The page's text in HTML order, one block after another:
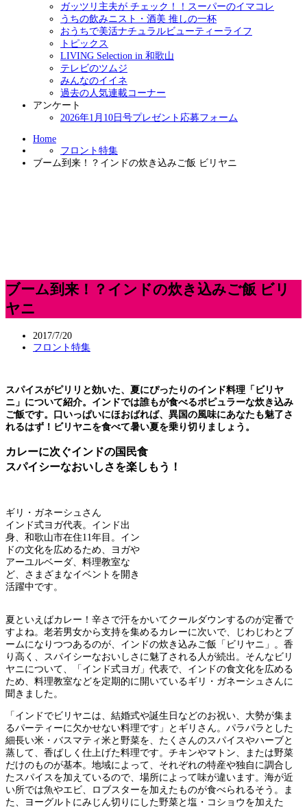
ガッツリ主夫が チェック！！スーパーのイマコレ
うちの飲みニスト・酒美 推しの一杯
おうちで美活ナチュラルビューティーライフ
トピックス
LIVING Selection in 和歌山
テレビのツムジ
みんなのイイネ
過去の人気連載コーナー
アンケート
2026年1月10日号プレゼント応募フォーム
Home
フロント特集
ブーム到来！？インドの炊き込みご飯 ビリヤニ
ブーム到来！？インドの炊き込みご飯 ビリ
ヤニ
2017/7/20
フロント特集
スパイスがピリリと効いた、夏にぴったりのインド料理「ビリヤ
ニ」について紹介。インドでは誰もが食べるポピュラーな炊き込み
ご飯です。口いっぱいにほおばれば、異国の風味にあなたも魅了さ
れるはず！ビリヤニを食べて暑い夏を乗り切りましょう。
カレーに次ぐインドの国民食
スパイシーなおいしさを楽しもう！
ギリ・ガネーシュさん
インド式ヨガ代表。インド出
身、和歌山市在住11年目。イン
ドの文化を広めるため、ヨガや
アーユルベーダ、料理教室な
ど、さまざまなイベントを開き
活躍中です。
夏といえばカレー！辛さで汗をかいてクールダウンするのが定番で
すよね。老若男女から支持を集めるカレーに次いで、じわじわとブ
ームになりつつあるのが、インドの炊き込みご飯「ビリヤニ」。香
り高く、スパイシーなおいしさに魅了される人が続出。そんなビリ
ヤニについて、「インド式ヨガ」代表で、インドの食文化を広める
ため、料理教室などを定期的に開いているギリ・ガネーシュさんに
聞きました。
「インドでビリヤニは、結婚式や誕生日などのお祝い、大勢が集ま
るパーティーに欠かせない料理です」とギリさん。パラパラとした
細長い米・バスマティ米と野菜を、たくさんのスパイスやハーブと
蒸して、香ばしく仕上げた料理です。チキンやマトン、または野菜
だけのものが基本。地域によって、それぞれの特産や独自に調合し
たスパイスを加えているので、場所によって味が違います。海が近
い所では魚やエビ、ロブスターを加えたものが食べられるそう。ま
た、ヨーグルトにみじん切りにした野菜と塩・コショウを加えた